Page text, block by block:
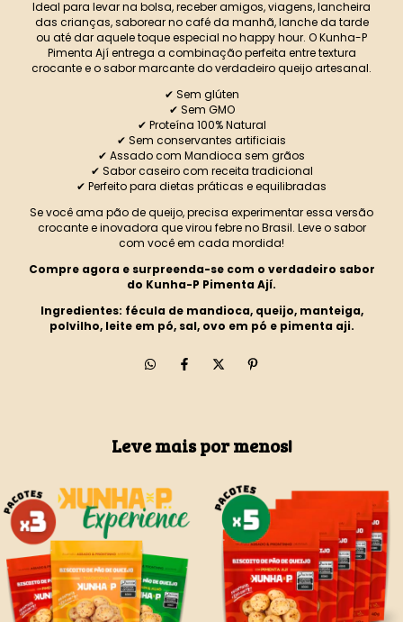
Ideal para levar na bolsa, receber amigos, viagens, lancheira
das crianças, saborear no café da manhã, lanche da tarde
ou até dar aquele toque especial no happy hour. O Kunha-P
Pimenta Ají entrega a combinação perfeita entre textura
crocante e o sabor marcante do verdadeiro queijo artesanal.
✔ Sem glúten
✔ Sem GMO
✔ Proteína 100% Natural
✔ Sem conservantes artificiais
✔ Assado com Mandioca sem grãos
✔ Sabor caseiro com receita tradicional
✔ Perfeito para dietas práticas e equilibradas
Se você ama pão de queijo, precisa experimentar essa versão
crocante e inovadora que virou febre no Brasil. Leve o sabor
com você em cada mordida!
Compre agora e surpreenda-se com o verdadeiro sabor
do Kunha-P Pimenta Ají.
Ingredientes: fécula de mandioca, queijo, manteiga,
polvilho, leite em pó, sal, ovo em pó e pimenta aji.
Leve mais por menos!